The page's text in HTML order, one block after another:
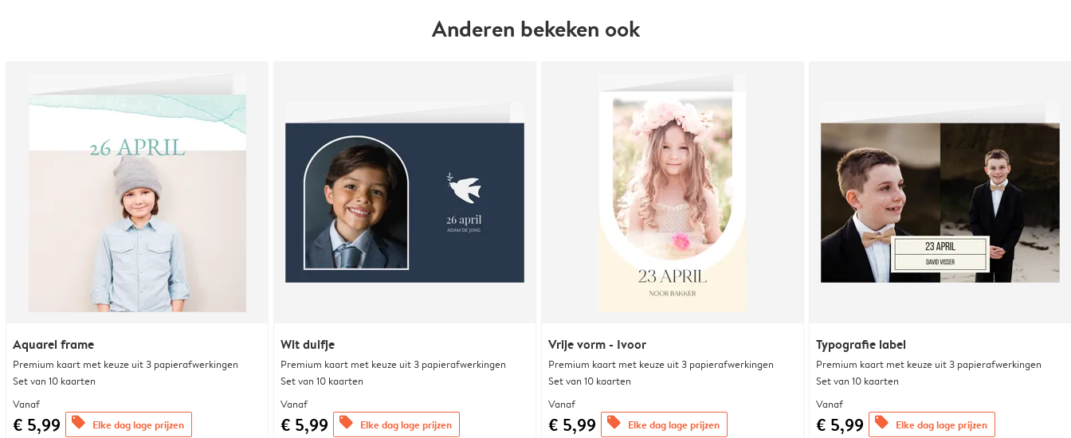
Anderen bekeken ook
Aquarel frame
Premium kaart met keuze uit 3 papierafwerkingen
Set van 10 kaarten
Vanaf
€ 5,99 offers Elke dag lage prijzen
Wit duifje
Premium kaart met keuze uit 3 papierafwerkingen
Set van 10 kaarten
Vanaf
€ 5,99 offers Elke dag lage prijzen
Vrije vorm - Ivoor
Premium kaart met keuze uit 3 papierafwerkingen
Set van 10 kaarten
Vanaf
€ 5,99 offers Elke dag lage prijzen
Typografie label
Premium kaart met keuze uit 3 papierafwerkingen
Set van 10 kaarten
Vanaf
€ 5,99 offers Elke dag lage prijzen